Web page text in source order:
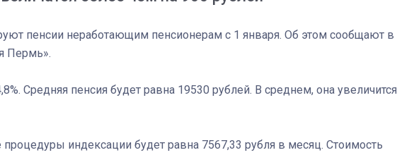
пенсии неработающим пенсионерам с 1 января. Об этом сообщают в
Пермь».
Средняя пенсия будет равна 19530 рублей. В среднем, она увеличится
индексации будет равна 7567,33 рубля в месяц. Стоимость